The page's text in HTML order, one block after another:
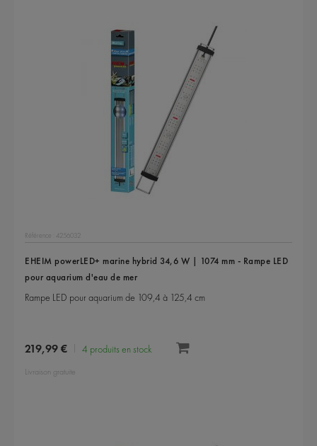
Référence : 4256032
EHEIM powerLED+ marine hybrid 34,6 W | 1074 mm - Rampe LED
pour aquarium d'eau de mer
Rampe LED pour aquarium de 109,4 à 125,4 cm
219,99 € 4 produits en stock
Livraison gratuite